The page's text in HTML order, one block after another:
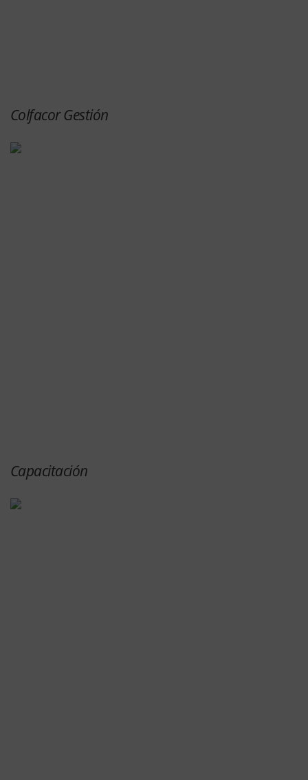
Colfacor Gestión
Capacitación